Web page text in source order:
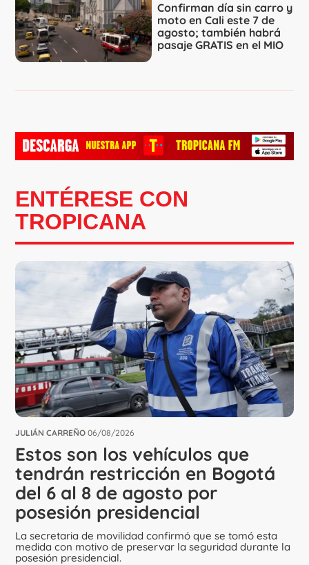
Confirman día sin carro y
moto en Cali este 7 de
agosto; también habrá
pasaje GRATIS en el MIO
ENTÉRESE CON
TROPICANA
JULIÁN CARREÑO 06/08/2026
Estos son los vehículos que
tendrán restricción en Bogotá
del 6 al 8 de agosto por
posesión presidencial
La secretaria de movilidad confirmó que se tomó esta
medida con motivo de preservar la seguridad durante la
posesión presidencial.